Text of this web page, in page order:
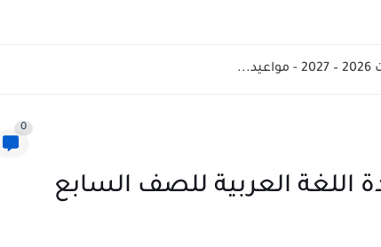
0
النصوص حولنا 3 مادة اللغة العربية للصف السابع